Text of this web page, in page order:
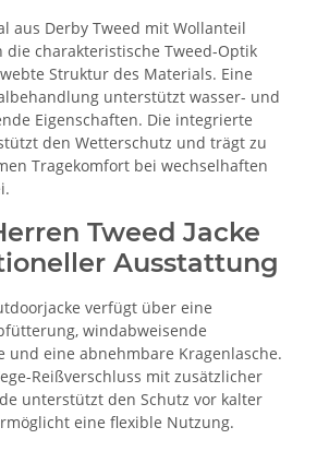
aus Derby Tweed mit Wollanteil
die charakteristische Tweed-Optik
Struktur des Materials. Eine
unterstützt wasser- und
Eigenschaften. Die integrierte
den Wetterschutz und trägt zu
Tragekomfort bei wechselhaften
Tweed Jacke
Ausstattung
verfügt über eine
windabweisende
und eine abnehmbare Kragenlasche.
Reißverschluss mit zusätzlicher
unterstützt den Schutz vor kalter
eine flexible Nutzung.